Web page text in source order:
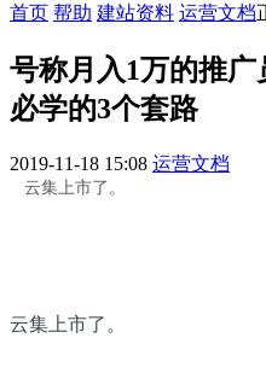
首页 帮助 建站资料 运营文档
号称月入1万的推
必学的3个套路
2019-11-18 15:08 运营文档
云集上市了。
云集上市了。